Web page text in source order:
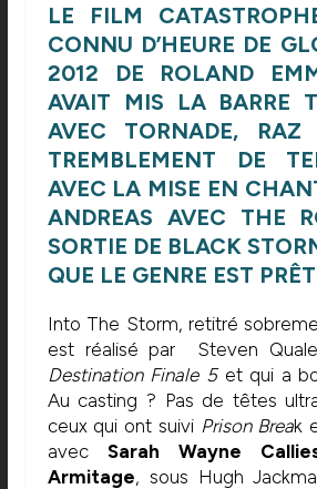
LE FILM
CONNU D’HEURE DE
2012 DE ROLAND
AVAIT MIS LA BARRE
AVEC TORNADE, RAZ
TREMBLEMENT DE
AVEC LA MISE EN
ANDREAS AVEC THE
SORTIE DE BLACK
QUE LE GENRE EST
Into The Storm, retitré
est réalisé par Steven
Destination Finale 5et qui a
Au casting ? Pas de têtes
ceux qui ont suivi Prison Break
avec Sarah Wayne
Armitage, sous Hugh